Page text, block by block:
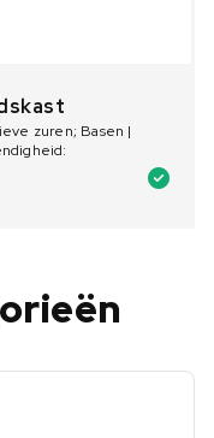
zuren; Basen |